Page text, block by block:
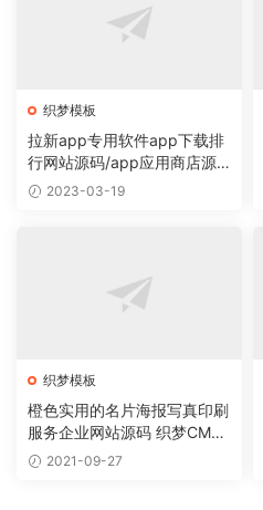
织梦模板
拉新app专用软件app下载排
行网站源码/app应用商店源
码 2023-03-19
织梦模板
橙色实用的名片海报写真印刷
服务企业网站源码 织梦CMS
模板2021-09-27